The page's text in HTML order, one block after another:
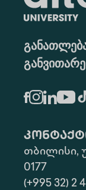
თბილისი,
0177
(+995 32) 2